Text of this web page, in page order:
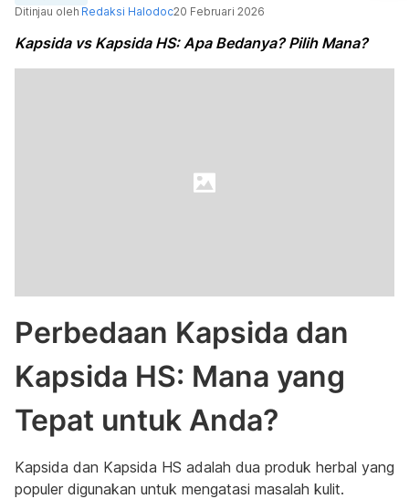
Ditinjau oleh Redaksi Halodoc20 Februari 2026
Kapsida vs Kapsida HS: Apa Bedanya? Pilih Mana?
Perbedaan Kapsida dan
Kapsida HS: Mana yang
Tepat untuk Anda?
Kapsida dan Kapsida HS adalah dua produk herbal yang
populer digunakan untuk mengatasi masalah kulit.